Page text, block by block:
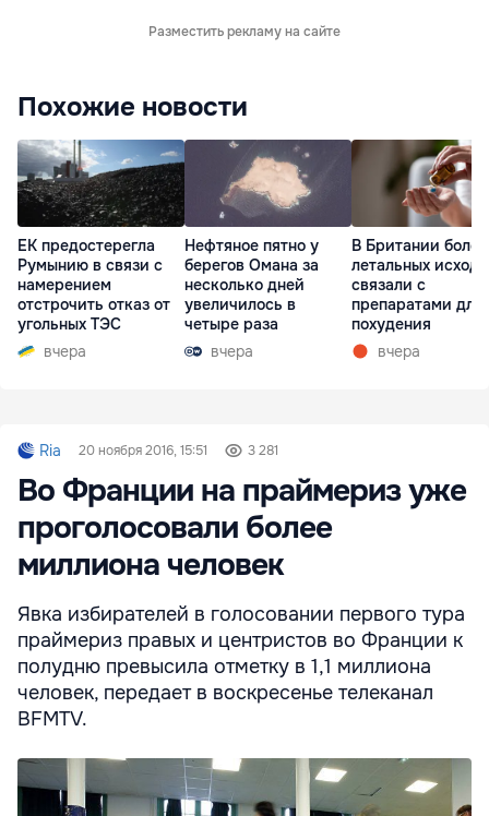
Разместить рекламу на сайте
Похожие новости
ЕК предостерегла
Румынию в связи с
намерением
отстрочить отказ от
угольных ТЭС
вчера
Нефтяное пятно у
берегов Омана за
несколько дней
увеличилось в
четыре раза
вчера
В Британии
летальных
связали с
препаратами для
похудения
вчера
Ria 20 ноября 2016, 15:51 3 281
Во Франции на праймериз уже
проголосовали более
миллиона человек
Явка избирателей в голосовании первого тура
праймериз правых и центристов во Франции к
полудню превысила отметку в 1,1 миллиона
человек, передает в воскресенье телеканал
BFMTV.